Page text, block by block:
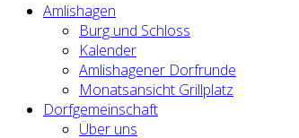
Amlishagen
Burg und Schloss
Kalender
Amlishagener Dorfrunde
Monatsansicht Grillplatz
Dorfgemeinschaft
Über uns